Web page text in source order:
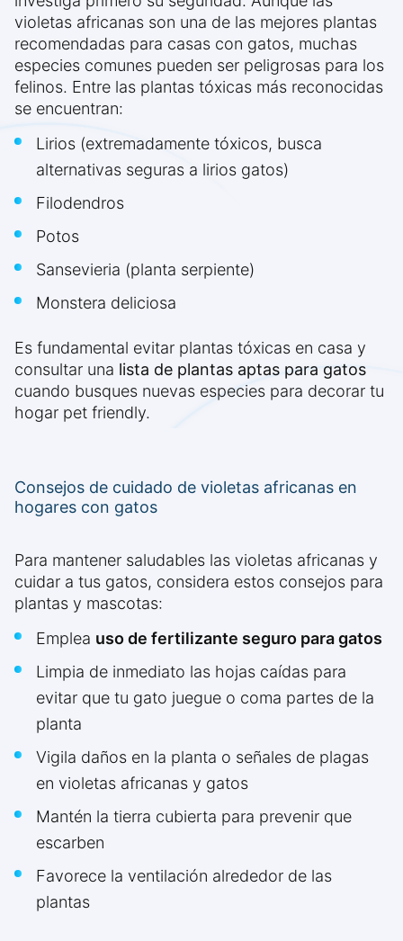
violetas africanas son una de las mejores plantas
recomendadas para casas con gatos, muchas
especies comunes pueden ser peligrosas para los
felinos. Entre las plantas tóxicas más reconocidas
se encuentran:
Lirios (extremadamente tóxicos, busca
alternativas seguras a lirios gatos)
Filodendros
Potos
Sansevieria (planta serpiente)
Monstera deliciosa
Es fundamental evitar plantas tóxicas en casa y
consultar una lista de plantas aptas para gatos
cuando busques nuevas especies para decorar tu
hogar pet friendly.
Consejos de cuidado de violetas africanas en
hogares con gatos
Para mantener saludables las violetas africanas y
cuidar a tus gatos, considera estos consejos para
plantas y mascotas:
Emplea uso de fertilizante seguro para gatos
Limpia de inmediato las hojas caídas para
evitar que tu gato juegue o coma partes de la
planta
Vigila daños en la planta o señales de plagas
en violetas africanas y gatos
Mantén la tierra cubierta para prevenir que
escarben
Favorece la ventilación alrededor de las
plantas